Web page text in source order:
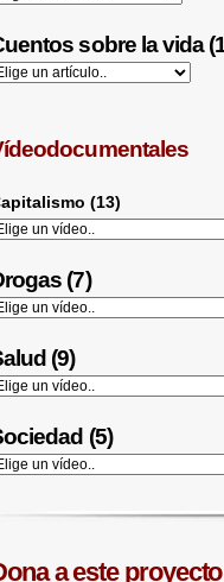
sobre la vida
(13)
(7)
(9)
(5)
a este